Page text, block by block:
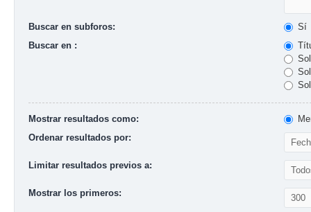
Buscar en subforos:
Sí
Buscar en :
Mostrar resultados como:
Ordenar resultados por:
Limitar resultados previos a:
Mostrar los primeros: